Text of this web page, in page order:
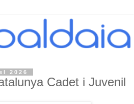
2026
Cadet i Juvenil